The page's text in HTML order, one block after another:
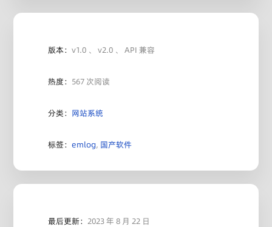
版本： v1.0 、 v2.0 、 API 兼容
热度： 567 次阅读
分类： 网站系统
标签： emlog, 国产软件
最后更新： 2023 年 8 月 22 日